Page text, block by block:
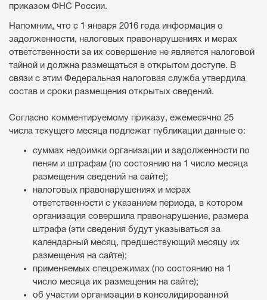
приказом ФНС России.
Напомним, что с 1 января 2016 года информация о
задолженности, налоговых правонарушениях и мерах
ответственности за их совершение не является налоговой
тайной и должна размещаться в открытом доступе. В
связи с этим Федеральная налоговая служба утвердила
состав и сроки размещения открытых сведений.
Согласно комментируемому приказу, ежемесячно 25
числа текущего месяца подлежат публикации данные о:
суммах недоимки организации и задолженности по
пеням и штрафам (по состоянию на 1 число месяца
размещения сведений на сайте);
налоговых правонарушениях и мерах
ответственности с указанием периода, в котором
организация совершила правонарушение, размера
штрафа (эти сведения будут указываться за
календарный месяц, предшествующий месяцу их
размещения на сайте);
применяемых спецрежимах (по состоянию на 1
число месяца их размещения на сайте);
об участии организации в консолидированной